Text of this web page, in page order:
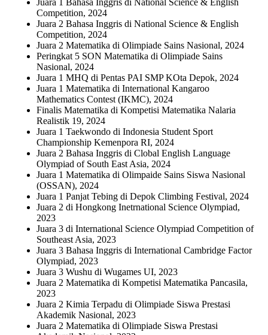
Juara 1 Bahasa Inggris di National Science & English
Competition, 2024
Juara 2 Bahasa Inggris di National Science & English
Competition, 2024
Juara 2 Matematika di Olimpiade Sains Nasional, 2024
Peringkat 5 SON Matematika di Olimpiade Sains
Nasional, 2024
Juara 1 MHQ di Pentas PAI SMP KOta Depok, 2024
Juara 1 Matematika di International Kangaroo
Mathematics Contest (IKMC), 2024
Finalis Matematika di Kompetisi Matematika Nalaria
Realistik 19, 2024
Juara 1 Taekwondo di Indonesia Student Sport
Championship Kemenpora RI, 2024
Juara 2 Bahasa Inggris di Clobal English Language
Olympiad of South East Asia, 2024
Juara 1 Matematika di Olimpaide Sains Siswa Nasional
(OSSAN), 2024
Juara 1 Panjat Tebing di Depok Climbing Festival, 2024
Juara 2 di Hongkong Inetrnational Science Olympiad,
2023
Juara 3 di International Science Olympiad Competition of
Southeast Asia, 2023
Juara 3 Bahasa Inggris di International Cambridge Factor
Olympiad, 2023
Juara 3 Wushu di Wugames UI, 2023
Juara 2 Matematika di Kompetisi Matematika Pancasila,
2023
Juara 2 Kimia Terpadu di Olimpiade Siswa Prestasi
Akademik Nasional, 2023
Juara 2 Matematika di Olimpiade Siswa Prestasi